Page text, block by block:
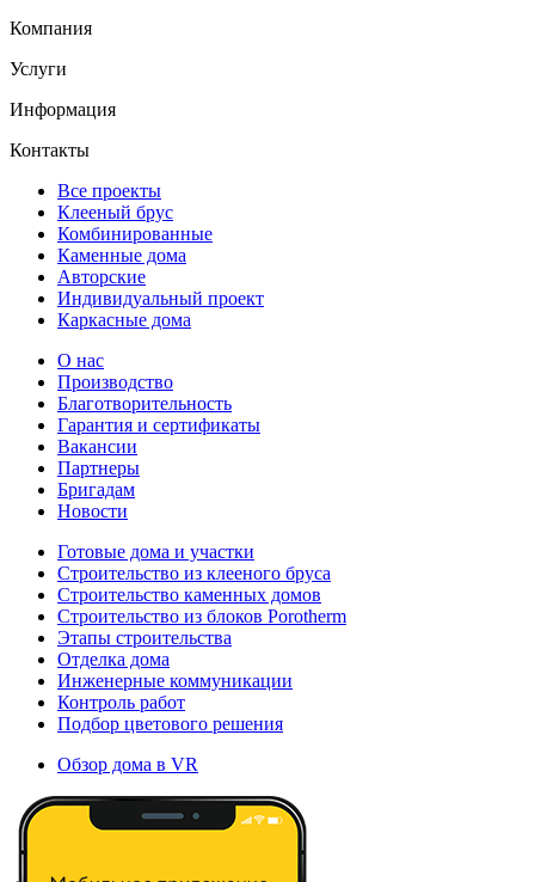
Компания
Услуги
Информация
Контакты
Все проекты
Клееный брус
Комбинированные
Каменные дома
Авторские
Индивидуальный проект
Каркасные дома
О нас
Производство
Благотворительность
Гарантия и сертификаты
Вакансии
Партнеры
Бригадам
Новости
Готовые дома и участки
Строительство из клееного бруса
Строительство каменных домов
Строительство из блоков Porotherm
Этапы строительства
Отделка дома
Инженерные коммуникации
Контроль работ
Подбор цветового решения
Обзор дома в VR